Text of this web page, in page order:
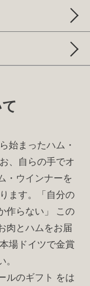
始まったハム ・
、自らの手でオ
・ ウインナーを
ます。「自分の
作らない」 この
肉とハム をお届
場ドイツで金賞
。
ルのギフト をは